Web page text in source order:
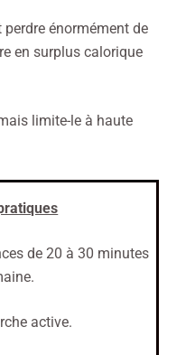
perdre énormément de
en surplus calorique
limite-le à haute
de 20 à 30 minutes
active.